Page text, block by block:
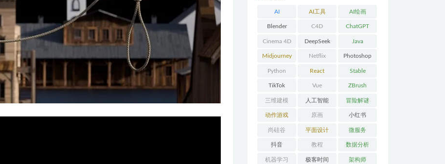
AI AI工具 AI绘画
Blender C4D ChatGPT
Cinema 4D DeepSeek Java
Midjourney Netflix Photoshop
Python React Stable
Diffusion
TikTok Vue ZBrush
三维建模 人工智能 冒险解谜
AVG
动作游戏
ACT
原画 小红书
尚硅谷 平面设计 微服务
抖音 教程 数据分析
机器学习 极客时间 架构师